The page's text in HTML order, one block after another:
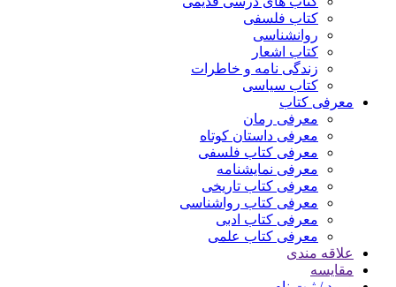
کتاب فلسفی
روانشناسی
کتاب اشعار
زندگی نامه و خاطرات
کتاب سیاسی
معرفی کتاب
معرفی رمان
معرفی داستان کوتاه
معرفی کتاب فلسفی
معرفی نمایشنامه
معرفی کتاب تاریخی
معرفی کتاب رواشناسی
معرفی کتاب ادبی
معرفی کتاب علمی
علاقه مندی
مقایسه